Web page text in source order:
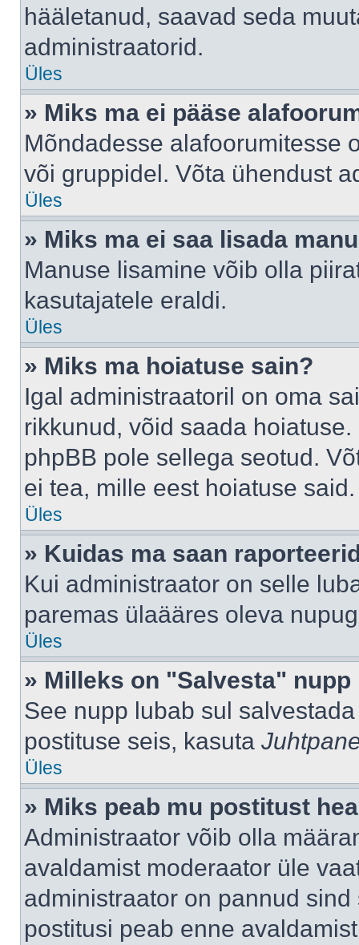
hääletanud, saavad seda
administraatorid.
Üles
» Miks ma ei pääse
Mõndadesse alafoorumitesse
või gruppidel. Võta ühendust
Üles
» Miks ma ei saa lisada
Manuse lisamine võib olla
kasutajatele eraldi.
Üles
» Miks ma hoiatuse sain?
Igal administraatoril on oma
rikkunud, võid saada
phpBB pole sellega seotud.
ei tea, mille eest hoiatuse said.
Üles
» Kuidas ma saan
Kui administraator on selle
paremas ülaääres oleva
Üles
» Milleks on "Salvesta"
See nupp lubab sul
postituse seis, kasuta
Üles
» Miks peab mu postitust
Administraator võib olla
avaldamist moderaator üle
administraator on pannud
postitusi peab enne